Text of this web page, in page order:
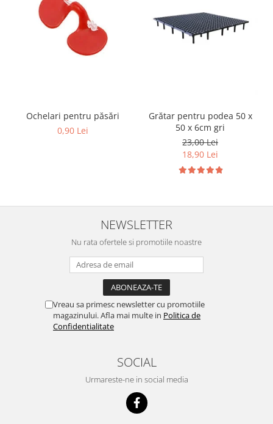
Ochelari pentru păsări
0,90 Lei
Grătar pentru podea 50 x
50 x 6cm gri
23,00 Lei
18,90 Lei
NEWSLETTER
Nu rata ofertele si promotiile noastre
Vreau sa primesc newsletter cu promotiile
magazinului. Afla mai multe in Politica de
Confidentialitate
SOCIAL
Urmareste-ne in social media